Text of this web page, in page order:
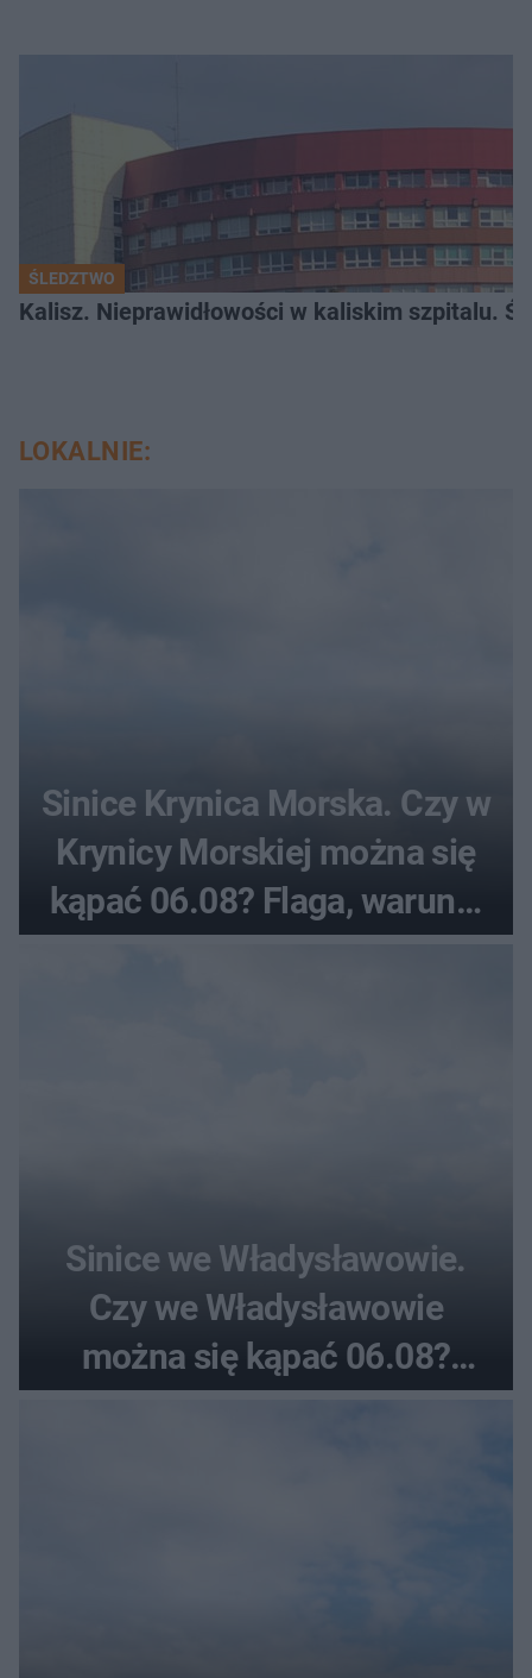
ŚLEDZTWO
Kalisz. Nieprawidłowości w kaliskim szpitalu.
LOKALNIE:
Sinice Krynica Morska. Czy w
Krynicy Morskiej można się
kąpać 06.08? Flaga, warunki
pogodowe
Sinice we Władysławowie.
Czy we Władysławowie
można się kąpać 06.08?
Flaga, warunki pogodowe